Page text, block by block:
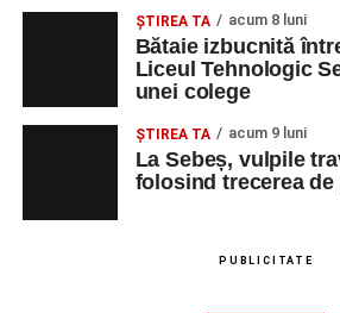
ŞTIREA TA acum 8 luni
Bătaie izbucnită
Liceul Tehnologic
unei colege
ŞTIREA TA acum 9 luni
La Sebeș, vulpile
folosind trecerea
PUBLICITATE